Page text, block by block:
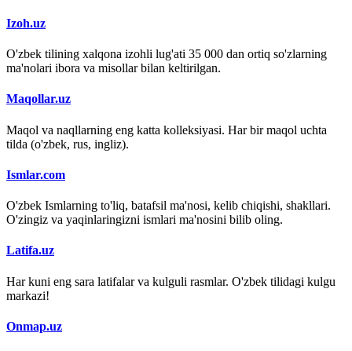
Izoh.uz
O'zbek tilining xalqona izohli lug'ati 35 000 dan ortiq so'zlarning
ma'nolari ibora va misollar bilan keltirilgan.
Maqollar.uz
Maqol va naqllarning eng katta kolleksiyasi. Har bir maqol uchta
tilda (o'zbek, rus, ingliz).
Ismlar.com
O'zbek Ismlarning to'liq, batafsil ma'nosi, kelib chiqishi, shakllari.
O'zingiz va yaqinlaringizni ismlari ma'nosini bilib oling.
Latifa.uz
Har kuni eng sara latifalar va kulguli rasmlar. O'zbek tilidagi kulgu
markazi!
Onmap.uz